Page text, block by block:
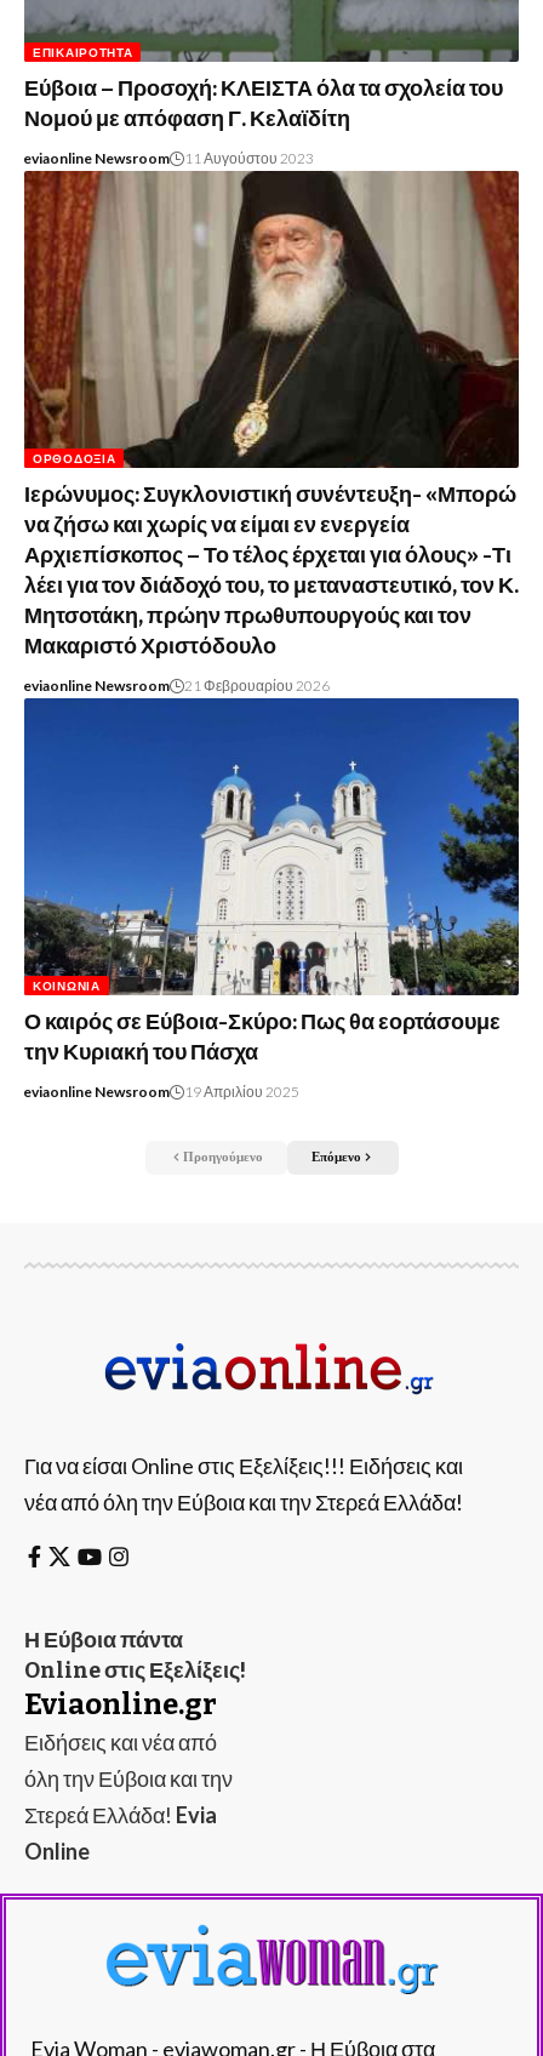
ΕΠΙΚΑΙΡΌΤΗΤΑ
Εύβοια – Προσοχή: ΚΛΕΙΣΤΑ όλα τα σχολεία του
Νομού με απόφαση Γ. Κελαϊδίτη
eviaonline Newsroom 11 Αυγούστου 2023
ΟΡΘΟΔΟΞΊΑ
Ιερώνυμος: Συγκλονιστική συνέντευξη- «Μπορώ
να ζήσω και χωρίς να είμαι εν ενεργεία
Αρχιεπίσκοπος – Το τέλος έρχεται για όλους» -Τι
λέει για τον διάδοχό του, το μεταναστευτικό, τον Κ.
Μητσοτάκη, πρώην πρωθυπουργούς και τον
Μακαριστό Χριστόδουλο
eviaonline Newsroom 21 Φεβρουαρίου 2026
ΚΟΙΝΩΝΊΑ
Ο καιρός σε Εύβοια-Σκύρο: Πως θα εορτάσουμε
την Κυριακή του Πάσχα
eviaonline Newsroom 19 Απριλίου 2025
Προηγούμενο Επόμενο
Για να είσαι Online στις Εξελίξεις!!! Ειδήσεις και
νέα από όλη την Εύβοια και την Στερεά Ελλάδα!
Η Εύβοια πάντα
Online στις Εξελίξεις!
Eviaonline.gr
Ειδήσεις και νέα από
όλη την Εύβοια και την
Στερεά Ελλάδα! Evia
Online
Evia Woman - eviawoman.gr - Η Εύβοια στα